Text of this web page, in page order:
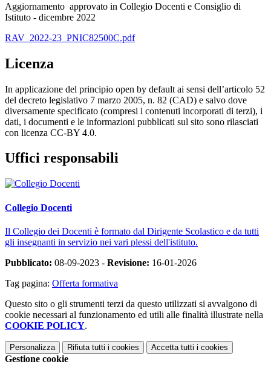
Aggiornamento approvato in Collegio Docenti e Consiglio di
Istituto - dicembre 2022
RAV_2022-23_PNIC82500C.pdf
Licenza
In applicazione del principio open by default ai sensi dell’articolo 52
del decreto legislativo 7 marzo 2005, n. 82 (CAD) e salvo dove
diversamente specificato (compresi i contenuti incorporati di terzi), i
dati, i documenti e le informazioni pubblicati sul sito sono rilasciati
con licenza CC-BY 4.0.
Uffici responsabili
Collegio Docenti
Il Collegio dei Docenti è formato dal Dirigente Scolastico e da tutti
gli insegnanti in servizio nei vari plessi dell'istituto.
Pubblicato: 08-09-2023 - Revisione: 16-01-2026
Tag pagina: Offerta formativa
Questo sito o gli strumenti terzi da questo utilizzati si avvalgono di
cookie necessari al funzionamento ed utili alle finalità illustrate nella
COOKIE POLICY.
Personalizza Rifiuta tutti i cookies Accetta tutti i cookies
Gestione cookie